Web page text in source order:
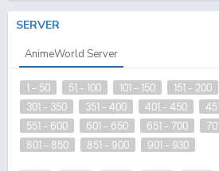
SERVER
AnimeWorld Server
1 - 50 51 - 100 101 - 150 151 - 200
301 - 350
351 - 400 401 - 450
551 - 600
601 - 650 651 - 700
801 - 850
851 - 900 901 - 930